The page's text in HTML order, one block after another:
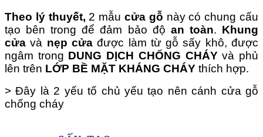
Theo lý thuyết, 2 mẫu cửa gỗ này có chung cấu
tạo bên trong để đảm bảo độ an toàn. Khung
cửa và nẹp cửađược làm từ gỗ sấy khô, được
ngâm trong DUNG DỊCH CHỐNG CHÁYvà phủ
lên trên LỚP BỀ MẶT KHÁNG CHÁY thích hợp.
> Đây là 2 yếu tố chủ yếu tạo nên cánh cửa gỗ
chống cháy